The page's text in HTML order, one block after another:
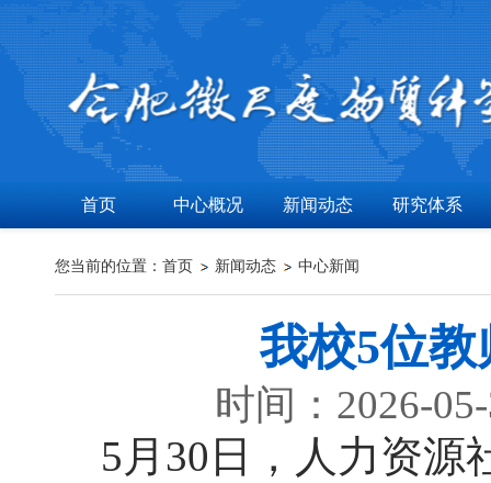
首页 中心概况 新闻动态 研究体系
您当前的位置： 首页 新闻动态 中心新闻
我校5位
时间：2026-
5月30日，人力资源